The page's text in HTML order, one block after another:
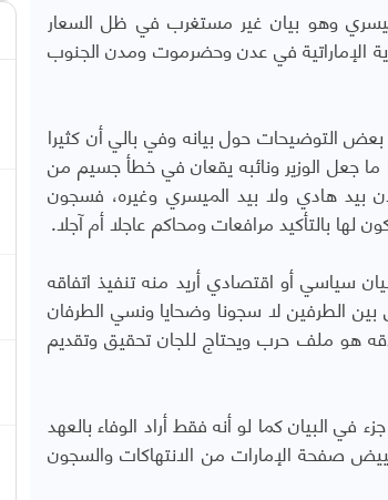
وهو بيان غير مستغرب في ظل السعار
الإماراتية في عدن وحضرموت ومدن الجنوب
بعض التوضيحات حول بيانه وفي بالي أن كثيرا
ما جعل الوزير ونائبه يقعان في خطأ جسيم من
بيد هادي ولا بيد الميسري وغيره، فسجون
بالتأكيد مرافعات ومحاكم عاجلا أم آجلا.
سياسي أو اقتصادي أريد منه تنفيذ اتفاقه
الطرفين لا سجونا وضحايا ونسي الطرفان
أبوظبي إغلاقه هو ملف حرب ويحتاج للجان تحقيق وتقديم
في البيان كما لو أنه فقط أراد الوفاء بالعهد
صفحة الإمارات من الانتهاكات والسجون